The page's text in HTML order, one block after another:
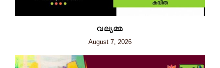
വല്യമ്മ
August 7, 2026